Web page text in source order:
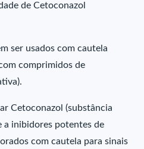
de Cetoconazol
ser usados com cautela
comprimidos de
Cetoconazol (substância
inibidores potentes de
com cautela para sinais